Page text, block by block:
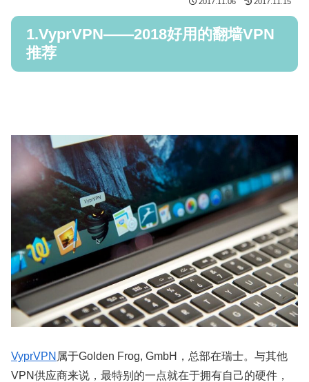
1.VyprVPN——2018好用的翻墙VPN
推荐
VyprVPN 属于Golden Frog, GmbH，总部在瑞士。与其他
VPN供应商来说，最特别的一点就在于拥有自己的硬件，